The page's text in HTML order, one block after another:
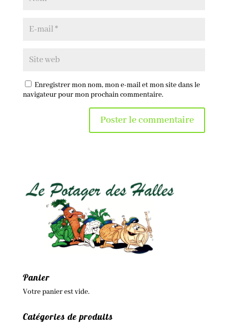
Enregistrer mon nom, mon e-mail et mon site dans le
navigateur pour mon prochain commentaire.
Panier
Votre panier est vide.
Catégories de produits